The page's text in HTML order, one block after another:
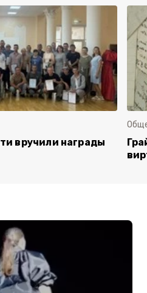
вручили награды